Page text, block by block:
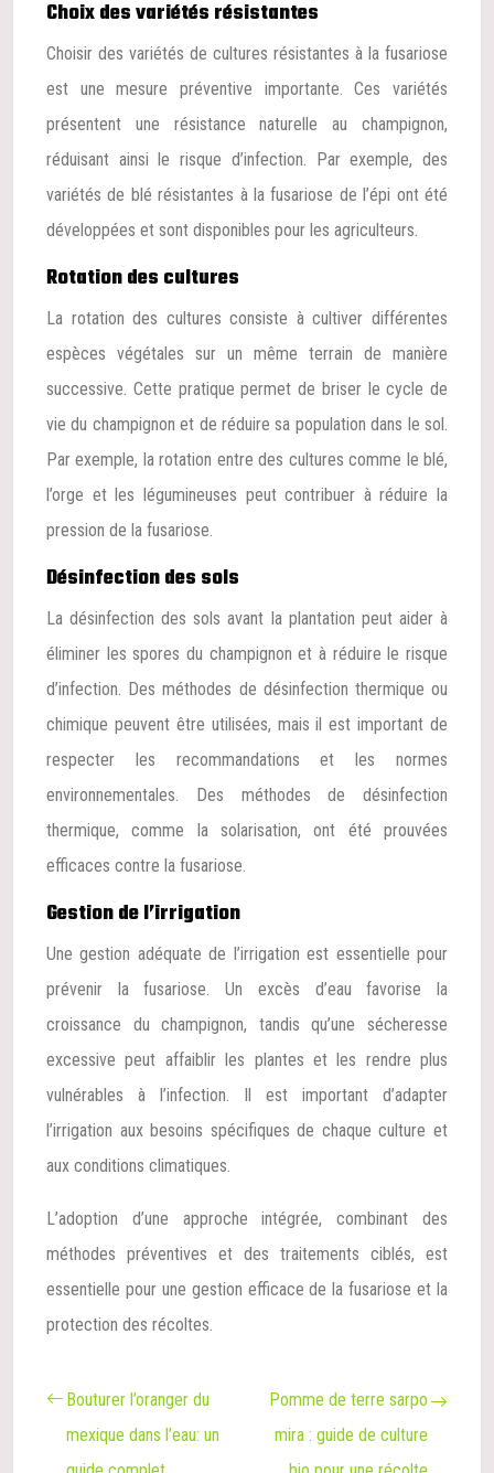
Choix des variétés résistantes
Choisir des variétés de cultures résistantes à la fusariose
est une mesure préventive importante. Ces variétés
présentent une résistance naturelle au champignon,
réduisant ainsi le risque d’infection. Par exemple, des
variétés de blé résistantes à la fusariose de l’épi ont été
développées et sont disponibles pour les agriculteurs.
Rotation des cultures
La rotation des cultures consiste à cultiver différentes
espèces végétales sur un même terrain de manière
successive. Cette pratique permet de briser le cycle de
vie du champignon et de réduire sa population dans le sol.
Par exemple, la rotation entre des cultures comme le blé,
l’orge et les légumineuses peut contribuer à réduire la
pression de la fusariose.
Désinfection des sols
La désinfection des sols avant la plantation peut aider à
éliminer les spores du champignon et à réduire le risque
d’infection. Des méthodes de désinfection thermique ou
chimique peuvent être utilisées, mais il est important de
respecter les recommandations et les normes
environnementales. Des méthodes de désinfection
thermique, comme la solarisation, ont été prouvées
efficaces contre la fusariose.
Gestion de l’irrigation
Une gestion adéquate de l’irrigation est essentielle pour
prévenir la fusariose. Un excès d’eau favorise la
croissance du champignon, tandis qu’une sécheresse
excessive peut affaiblir les plantes et les rendre plus
vulnérables à l’infection. Il est important d’adapter
l’irrigation aux besoins spécifiques de chaque culture et
aux conditions climatiques.
L’adoption d’une approche intégrée, combinant des
méthodes préventives et des traitements ciblés, est
essentielle pour une gestion efficace de la fusariose et la
protection des récoltes.
Bouturer l’oranger du
mexique dans l’eau: un
Pomme de terre sarpo
mira : guide de culture